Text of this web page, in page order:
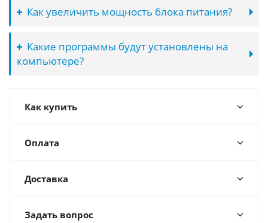
Как увеличить мощность блока питания?
Какие программы будут установлены на
компьютере?
Как купить
Оплата
Доставка
Задать вопрос